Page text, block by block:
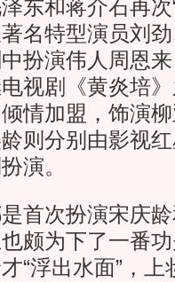
东和蒋介石再次
名特型演员刘
扮演伟人周恩
视剧《黄炎培
情加盟，饰演
则分别由影视
演。
次扮演宋庆龄
颇为下了一番
“浮出水面”，